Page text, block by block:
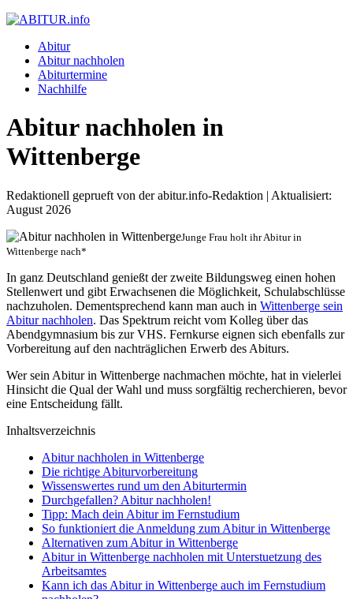
Abitur
Abitur nachholen
Abiturtermine
Nachhilfe
Abitur nachholen in
Wittenberge
Redaktionell geprueft von der abitur.info-Redaktion | Aktualisiert:
August 2026
Junge Frau holt ihr Abitur in
Wittenberge nach*
In ganz Deutschland genießt der zweite Bildungsweg einen hohen
Stellenwert und gibt Erwachsenen die Möglichkeit, Schulabschlüsse
nachzuholen. Dementsprechend kann man auch in Wittenberge sein
Abitur nachholen. Das Spektrum reicht vom Kolleg über das
Abendgymnasium bis zur VHS. Fernkurse eignen sich ebenfalls zur
Vorbereitung auf den nachträglichen Erwerb des Abiturs.
Wer sein Abitur in Wittenberge nachmachen möchte, hat in vielerlei
Hinsicht die Qual der Wahl und muss sorgfältig recherchieren, bevor
eine Entscheidung fällt.
Inhaltsverzeichnis
Abitur nachholen in Wittenberge
Die richtige Abiturvorbereitung
Wissenswertes rund um den Abiturtermin
Durchgefallen? Abitur nachholen!
Tipp: Mach dein Abitur im Fernstudium
So funktioniert die Anmeldung zum Abitur in Wittenberge
Alternativen zum Abitur in Wittenberge
Abitur in Wittenberge nachholen mit Unterstuetzung des
Arbeitsamtes
Kann ich das Abitur in Wittenberge auch im Fernstudium